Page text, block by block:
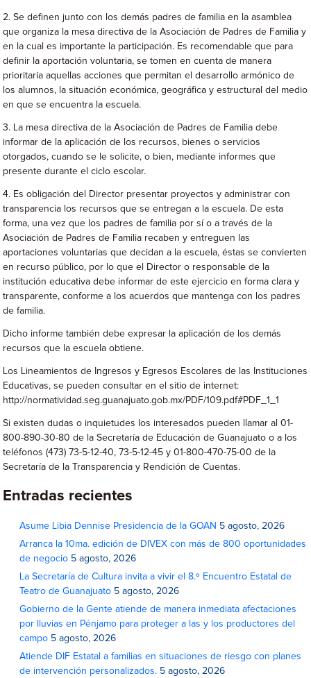
2. Se definen junto con los demás padres de familia en la asamblea
que organiza la mesa directiva de la Asociación de Padres de Familia y
en la cual es importante la participación. Es recomendable que para
definir la aportación voluntaria, se tomen en cuenta de manera
prioritaria aquellas acciones que permitan el desarrollo armónico de
los alumnos, la situación económica, geográfica y estructural del medio
en que se encuentra la escuela.
3. La mesa directiva de la Asociación de Padres de Familia debe
informar de la aplicación de los recursos, bienes o servicios
otorgados, cuando se le solicite, o bien, mediante informes que
presente durante el ciclo escolar.
4. Es obligación del Director presentar proyectos y administrar con
transparencia los recursos que se entregan a la escuela. De esta
forma, una vez que los padres de familia por sí o a través de la
Asociación de Padres de Familia recaben y entreguen las
aportaciones voluntarias que decidan a la escuela, éstas se convierten
en recurso público, por lo que el Director o responsable de la
institución educativa debe informar de este ejercicio en forma clara y
transparente, conforme a los acuerdos que mantenga con los padres
de familia.
Dicho informe también debe expresar la aplicación de los demás
recursos que la escuela obtiene.
Los Lineamientos de Ingresos y Egresos Escolares de las Instituciones
Educativas, se pueden consultar en el sitio de internet:
http://normatividad.seg.guanajuato.gob.mx/PDF/109.pdf#PDF_1_1
Si existen dudas o inquietudes los interesados pueden llamar al 01-
800-890-30-80 de la Secretaría de Educación de Guanajuato o a los
teléfonos (473) 73-5-12-40, 73-5-12-45 y 01-800-470-75-00 de la
Secretaría de la Transparencia y Rendición de Cuentas.
Entradas recientes
Asume Libia Dennise Presidencia de la GOAN 5 agosto, 2026
Arranca la 10ma. edición de DIVEX con más de 800 oportunidades
de negocio 5 agosto, 2026
La Secretaría de Cultura invita a vivir el 8.º Encuentro Estatal de
Teatro de Guanajuato 5 agosto, 2026
Gobierno de la Gente atiende de manera inmediata afectaciones
por lluvias en Pénjamo para proteger a las y los productores del
campo 5 agosto, 2026
Atiende DIF Estatal a familias en situaciones de riesgo con planes
de intervención personalizados. 5 agosto, 2026